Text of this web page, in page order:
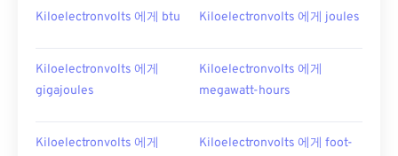
Kiloelectronvolts 에게 btu Kiloelectronvolts 에게 joules
Kiloelectronvolts 에게
gigajoules
Kiloelectronvolts 에게
megawatt-hours
Kiloelectronvolts 에게
Kiloelectronvolts 에게 foot-